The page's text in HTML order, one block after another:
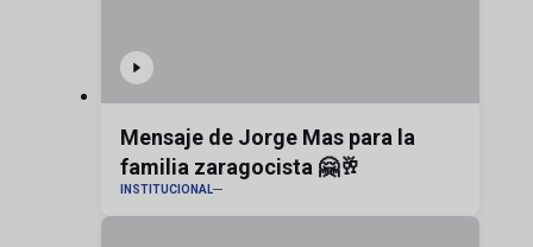
Mensaje de Jorge Mas para la
familia zaragocista 🤗🥂
INSTITUCIONAL